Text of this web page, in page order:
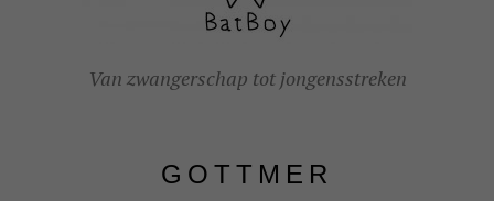
Van zwangerschap tot jongensstreken
GOTTMER